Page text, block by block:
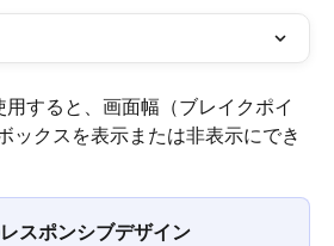
すると、画面幅（ブレイクポイ
ックスを表示または非表示にでき
スポンシブデザイン